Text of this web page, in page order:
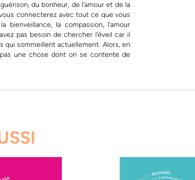
du bonheur, de l’amour et de la
connecterez avec tout ce que vous
la compassion, l’amour
pas besoin de chercher l’éveil car il
qui sommeillent actuellement. Alors, en
une chose dont on se contente de